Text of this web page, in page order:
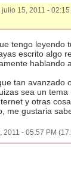
julio 15, 2011 -
tengo leyendo
escrito algo
hablando
tan avanzado
sea un
y otras
me gustaria
2011 - 05:57 PM